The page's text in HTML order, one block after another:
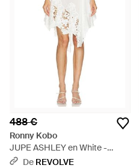
488 €
Ronny Kobo
JUPE ASHLEY en White -
Blanc
De REVOLVE